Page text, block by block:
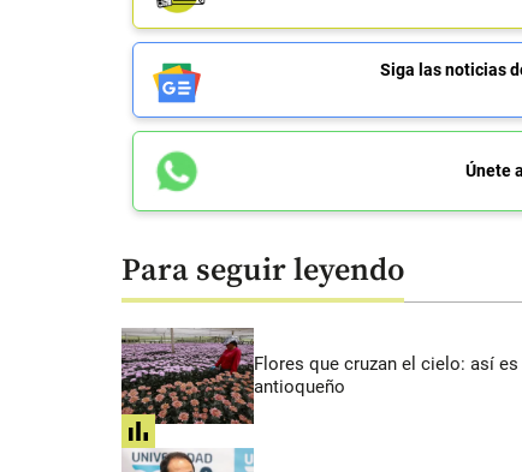
Siga las noticias
Únete
Para seguir leyendo
Flores que cruzan el cielo: así
antioqueño
share